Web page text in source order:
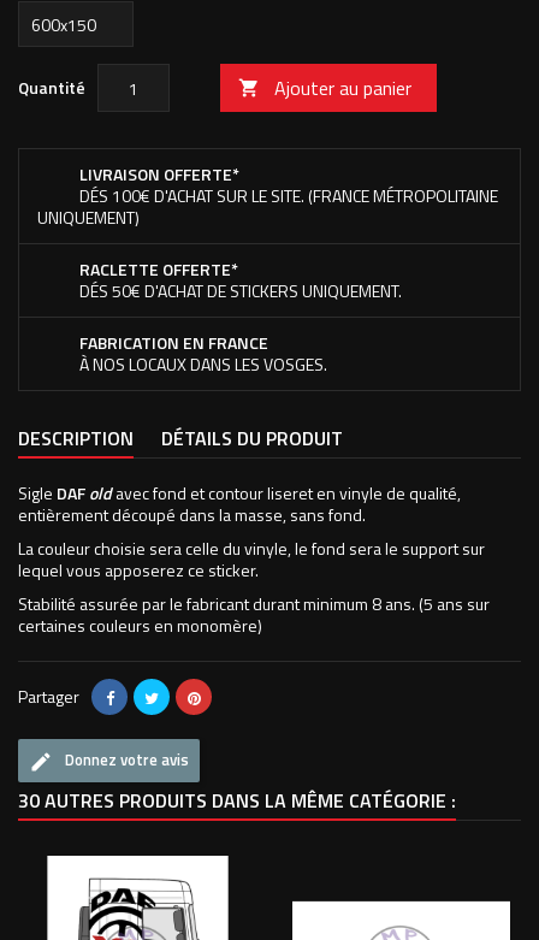
Quantité  Ajouter au panier
LIVRAISON OFFERTE*
DÉS 100€ D'ACHAT SUR LE SITE. (FRANCE MÉTROPOLITAINE
UNIQUEMENT)
RACLETTE OFFERTE*
DÉS 50€ D'ACHAT DE STICKERS UNIQUEMENT.
FABRICATION EN FRANCE
À NOS LOCAUX DANS LES VOSGES.
DESCRIPTION DÉTAILS DU PRODUIT
Sigle DAFoldavec fond et contour liseret en vinyle de qualité,
entièrement découpé dans la masse, sans fond.
La couleur choisie sera celle du vinyle, le fond sera le support sur
lequel vous apposerez ce sticker.
Stabilité assurée par le fabricant durant minimum 8 ans. (5 ans sur
certaines couleurs en monomère)
Partager
Donnez votre avis
30 AUTRES PRODUITS DANS LA MÊME CATÉGORIE :